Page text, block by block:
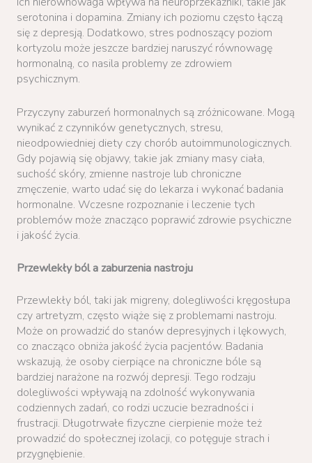
serotonina i dopamina. Zmiany ich poziomu często łączą
się z depresją. Dodatkowo, stres podnoszący poziom
kortyzolu może jeszcze bardziej naruszyć równowagę
hormonalną, co nasila problemy ze zdrowiem
psychicznym.
Przyczyny zaburzeń hormonalnych są zróżnicowane. Mogą
wynikać z czynników genetycznych, stresu,
nieodpowiedniej diety czy chorób autoimmunologicznych.
Gdy pojawią się objawy, takie jak zmiany masy ciała,
suchość skóry, zmienne nastroje lub chroniczne
zmęczenie, warto udać się do lekarza i wykonać badania
hormonalne. Wczesne rozpoznanie i leczenie tych
problemów może znacząco poprawić zdrowie psychiczne
i jakość życia.
Przewlekły ból a zaburzenia nastroju
Przewlekły ból, taki jak migreny, dolegliwości kręgosłupa
czy artretyzm, często wiąże się z problemami nastroju.
Może on prowadzić do stanów depresyjnych i lękowych,
co znacząco obniża jakość życia pacjentów. Badania
wskazują, że osoby cierpiące na chroniczne bóle są
bardziej narażone na rozwój depresji. Tego rodzaju
dolegliwości wpływają na zdolność wykonywania
codziennych zadań, co rodzi uczucie bezradności i
frustracji. Długotrwałe fizyczne cierpienie może też
prowadzić do społecznej izolacji, co potęguje strach i
przygnębienie.